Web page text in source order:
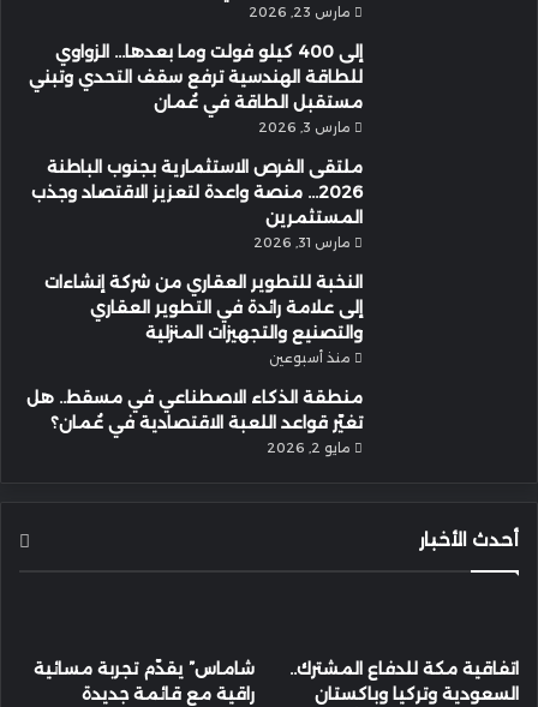
مارس 23, 2026
إلى 400 كيلو فولت وما بعدها… الزواوي
للطاقة الهندسية ترفع سقف التحدي وتبني
مستقبل الطاقة في عُمان
مارس 3, 2026
ملتقى الفرص الاستثمارية بجنوب الباطنة
2026… منصة واعدة لتعزيز الاقتصاد وجذب
المستثمرين
مارس 31, 2026
النخبة للتطوير العقاري من شركة إنشاءات
إلى علامة رائدة في التطوير العقاري
والتصنيع والتجهيزات المنزلية
منذ أسبوعين
منطقة الذكاء الاصطناعي في مسقط.. هل
تغيّر قواعد اللعبة الاقتصادية في عُمان؟
مايو 2, 2026
أحدث الأخبار
اتفاقية مكة للدفاع المشترك..
السعودية وتركيا وباكستان
شاماس” يقدّم تجربة مسائية
راقية مع قائمة جديدة